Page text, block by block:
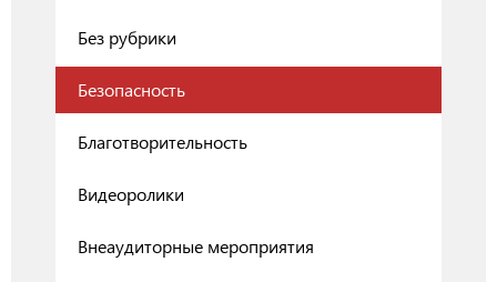
Без рубрики
Безопасность
Благотворительность
Видеоролики
Внеаудиторные мероприятия